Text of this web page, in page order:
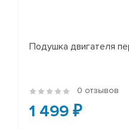
Подушка двигателя
0 отзывов
1 499 ₽